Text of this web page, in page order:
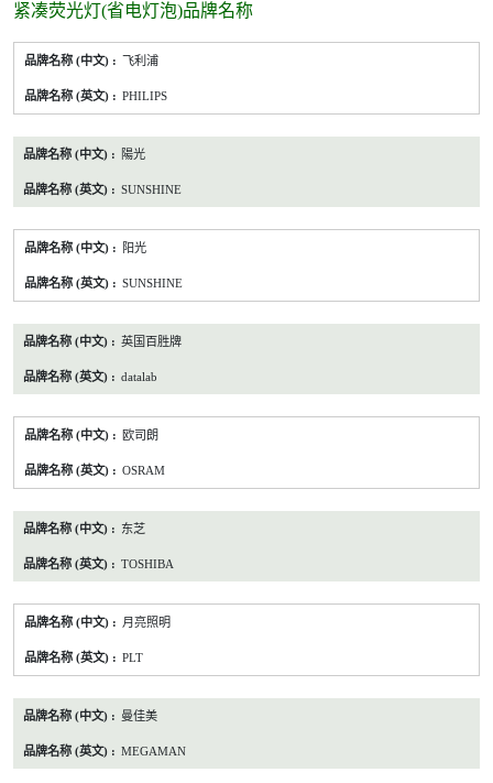
紧凑荧光灯(省电灯泡)品牌名称
(省
泡)
表
飞利浦
PHILIPS
陽光
SUNSHINE
阳光
SUNSHINE
英国百胜牌
datalab
欧司朗
OSRAM
东芝
TOSHIBA
月亮照明
PLT
曼佳美
MEGAMAN